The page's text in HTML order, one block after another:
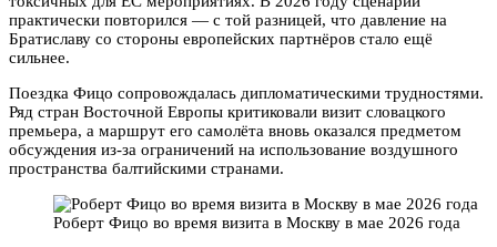
практически повторился — с той разницей, что давление на
Братиславу со стороны европейских партнёров стало ещё
сильнее.
Поездка Фицо сопровождалась дипломатическими трудностями.
Ряд стран Восточной Европы критиковали визит словацкого
премьера, а маршрут его самолёта вновь оказался предметом
обсуждения из-за ограничений на использование воздушного
пространства балтийскими странами.
Роберт Фицо во время визита в Москву в мае 2026 года